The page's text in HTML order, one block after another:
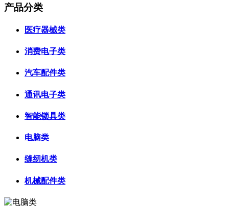
产品分类
医疗器械类
消费电子类
汽车配件类
通讯电子类
智能锁具类
电脑类
缝纫机类
机械配件类